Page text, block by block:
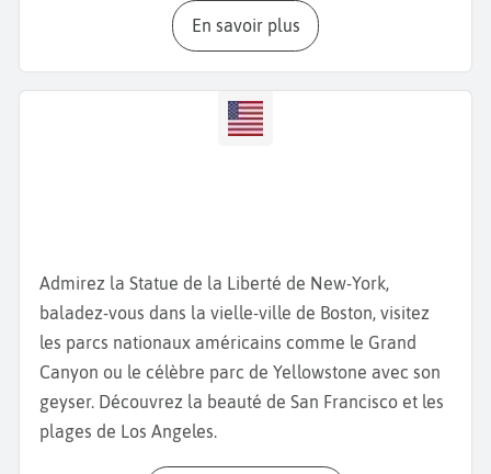
ses immeubles Art déco pastel et le
Art de Wynwood, connu pour ses fresques murales
lesWynwood Walls. DansLittle Havana, immergez-
vous dans une ambiance cubaine authentique, entre
cafés cubains, musique live et boutiques artisanales.
l’histoire des élites du début du XXème siècle. Le
Phillip & Patricia Frost Museum of Scienceséduit par
ses expositions interactives, son planétarium et ses
aquariums, tandis que le Pérez Art Museum Miami
(PAMM) propose une collection d’art moderne et
contemporain tournée vers les artistes de Floride et
En savoir plus
Admirez la Statue de la Liberté de New-York,
baladez-vous dans la vielle-ville de Boston, visitez
les parcs nationaux américains comme le Grand
Canyon ou le célèbre parc de Yellowstone avec son
geyser. Découvrez la beauté de San Francisco et les
plages de Los Angeles.